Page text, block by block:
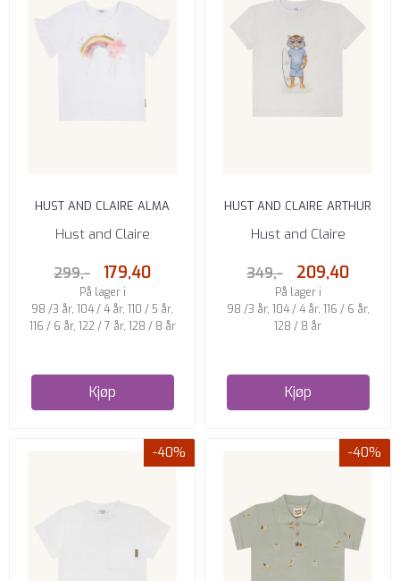
HUST AND CLAIRE ALMA
TSKJORTE REGNBUE HVIT
Hust and Claire
299,- 179,40
På lager i
98 /3 år, 104 / 4 år, 110 / 5 år,
116 / 6 år, 122 / 7 år, 128 / 8 år
Kjøp
HUST AND CLAIRE ARTHUR
SURFERTSKJORTE WHISPER ...
Hust and Claire
349,- 209,40
På lager i
98 /3 år, 104 / 4 år, 116 / 6 år,
128 / 8 år
Kjøp
-40% -40%